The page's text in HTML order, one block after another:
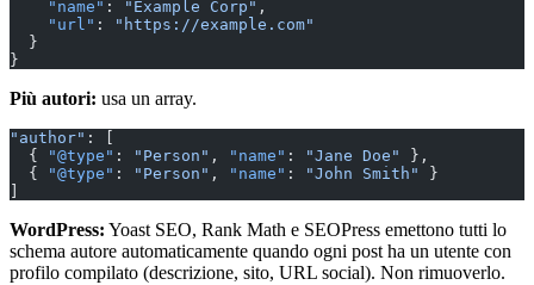
    "name"
: "Example Corp" ,
    "url"
:
"https://example.com"
  }
}
Più autori: usa un array.
"author" : [
  {
"@type" : "Person" , "name" : "Jane Doe"
},
  {
"@type" : "Person" , "name" : "John Smith"
}
WordPress: Yoast SEO, Rank Math e SEOPress emettono tutti lo
schema autore automaticamente quando ogni post ha un utente con
profilo compilato (descrizione, sito, URL social). Non rimuoverlo.